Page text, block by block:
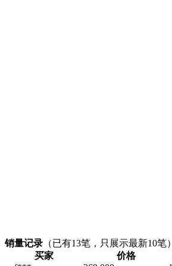
销量记录 （已有13笔，只展示最新10笔）
买家
价格